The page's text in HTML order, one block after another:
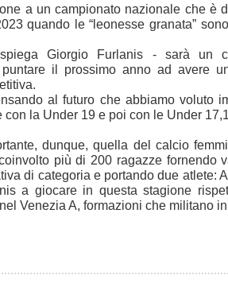
a un campionato nazionale che è
quando le “leonesse granata”
spiega Giorgio Furlanis - sarà un
il prossimo anno ad avere
al futuro che abbiamo voluto
la Under 19 e poi con le Under
dunque, quella del calcio
più di 200 ragazze fornendo
di categoria e portando due atlete:
a giocare in questa stagione
Venezia A, formazioni che militano